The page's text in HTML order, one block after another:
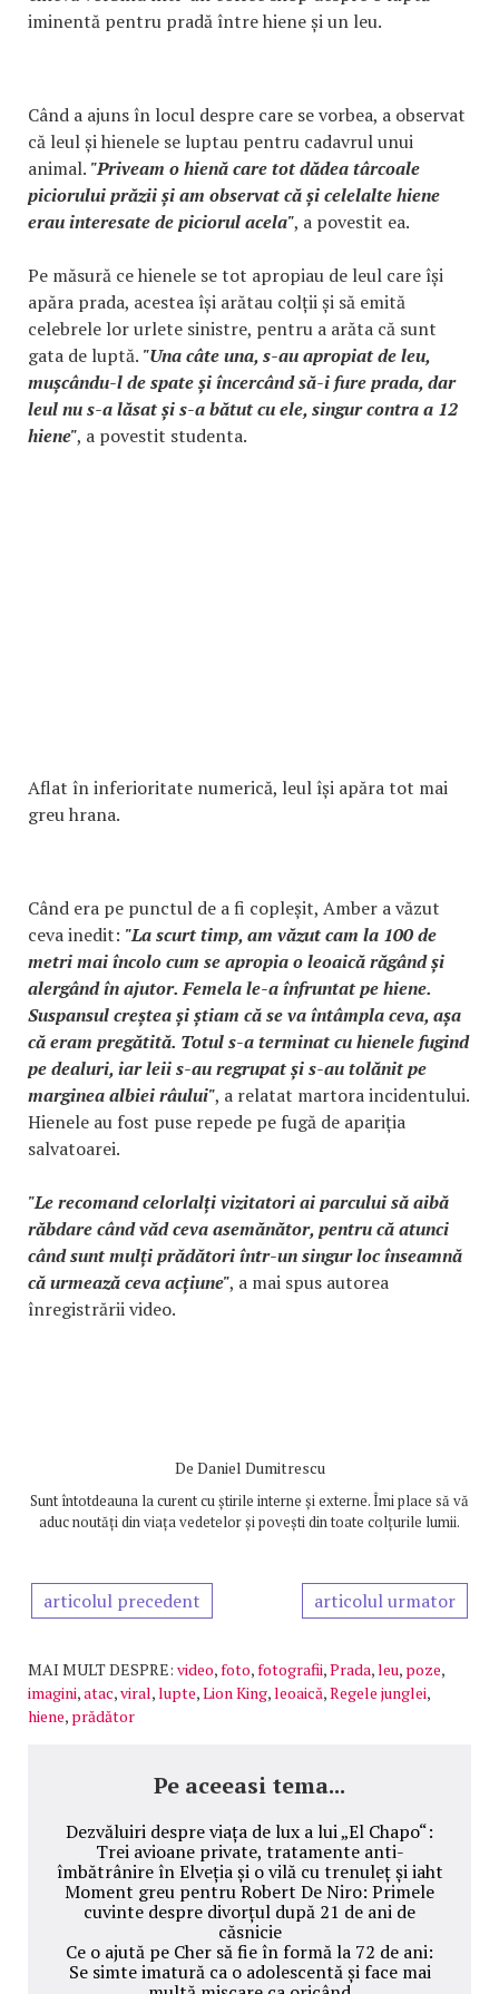
iminentă pentru pradă între hiene și un leu.
Când a ajuns în locul despre care se vorbea, a observat
că leul și hienele se luptau pentru cadavrul unui
animal. "Priveam o hienă care tot dădea târcoale
piciorului prăzii și am observat că și celelalte hiene
erau interesate de piciorul acela", a povestit ea.
Pe măsură ce hienele se tot apropiau de leul care își
apăra prada, acestea își arătau colții și să emită
celebrele lor urlete sinistre, pentru a arăta că sunt
gata de luptă. "Una câte una, s-au apropiat de leu,
mușcându-l de spate și încercând să-i fure prada, dar
leul nu s-a lăsat și s-a bătut cu ele, singur contra a 12
hiene", a povestit studenta.
Aflat în inferioritate numerică, leul își apăra tot mai
greu hrana.
Când era pe punctul de a fi copleșit, Amber a văzut
ceva inedit: "La scurt timp, am văzut cam la 100 de
metri mai încolo cum se apropia o leoaică răgând și
alergând în ajutor. Femela le-a înfruntat pe hiene.
Suspansul creștea și știam că se va întâmpla ceva, așa
că eram pregătită. Totul s-a terminat cu hienele fugind
pe dealuri, iar leii s-au regrupat și s-au tolănit pe
marginea albiei râului", a relatat martora incidentului.
Hienele au fost puse repede pe fugă de apariția
salvatoarei.
"Le recomand celorlalți vizitatori ai parcului să aibă
răbdare când văd ceva asemănător, pentru că atunci
când sunt mulți prădători într-un singur loc înseamnă
că urmează ceva acțiune", a mai spus autorea
înregistrării video.
De Daniel Dumitrescu
Sunt întotdeauna la curent cu știrile interne și externe. Îmi place să vă
aduc noutăți din viața vedetelor și povești din toate colțurile lumii.
articolul precedent articolul urmator
MAI MULT DESPRE: video,foto,fotografii,Prada,leu, poze,
imagini,atac,viral,lupte,Lion King,leoaică,Regele junglei,
hiene, prădător
Pe aceeasi tema...
Dezvăluiri despre viața de lux a lui „El Chapo“:
Trei avioane private, tratamente anti-
îmbătrânire în Elveția și o vilă cu trenuleț și iaht
Moment greu pentru Robert De Niro: Primele
cuvinte despre divorțul după 21 de ani de
căsnicie
Ce o ajută pe Cher să fie în formă la 72 de ani:
Se simte imatură ca o adolescentă și face mai